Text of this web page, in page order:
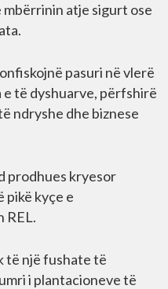
mbërrinin atje sigurt ose
pasuri në vlerë
e të dyshuarve, përfshirë
ndryshe dhe biznese
prodhues kryesor
pikë kyçe e
REL.
të një fushate të
i plantacioneve të